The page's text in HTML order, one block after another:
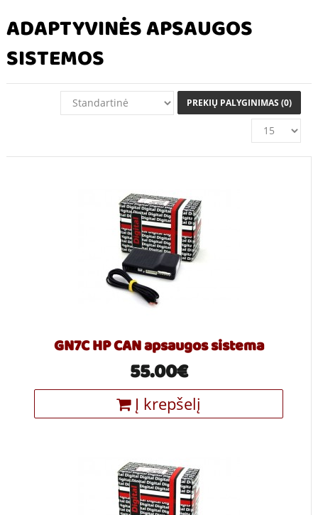
ADAPTYVINĖS APSAUGOS
SISTEMOS
PREKIŲ PALYGINIMAS (0)
GN7C HP CAN apsaugos sistema
55.00€
Į krepšelį